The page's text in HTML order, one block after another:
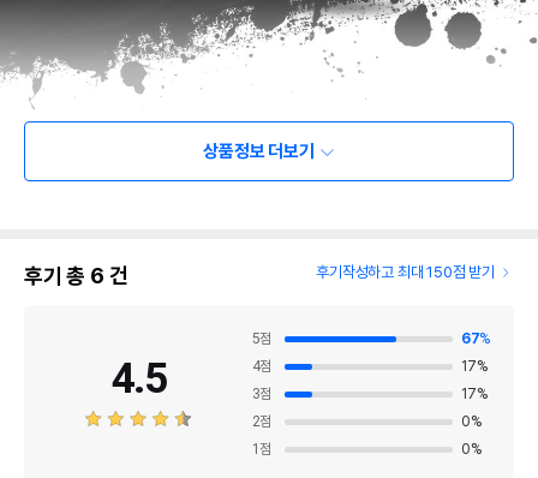
상품정보 더보기
후기 총 6 건 후기작성하고 최대 150점 받기
4.5
5점 67%
4점 17%
3점 17%
2점 0%
1 점 0%